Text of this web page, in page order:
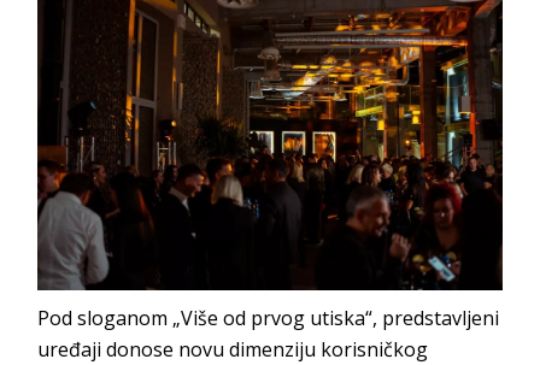
Pod sloganom „Više od prvog utiska“, predstavljeni
uređaji donose novu dimenziju korisničkog